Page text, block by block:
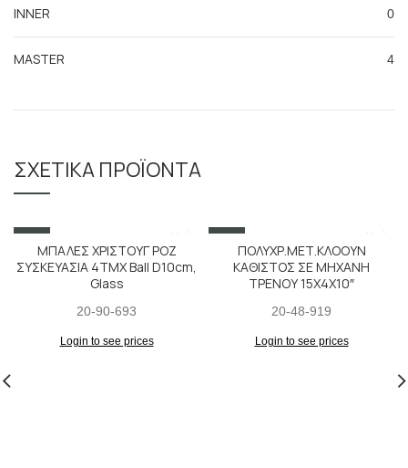
INNER 0
MASTER 4
ΣΧΕΤΙΚΆ ΠΡΟΪΌΝΤΑ
SALE
ΜΠΑΛΕΣ ΧΡΙΣΤΟΥΓ ΡΟΖ
ΣΥΣΚΕΥΑΣΙΑ 4ΤΜΧ Ball D10cm,
Glass
20-90-693
Login to see prices
SALE
ΠΟΛΥΧΡ.ΜΕΤ.ΚΛΟΟΥΝ
ΚΑΘΙΣΤΟΣ ΣΕ ΜΗΧΑΝΗ
ΤΡΕΝΟΥ 15X4X10″
20-48-919
Login to see prices